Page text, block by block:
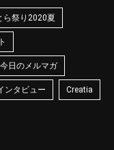
ら祭り2020夏
今日のメルマガ
ンタビュー Creatia